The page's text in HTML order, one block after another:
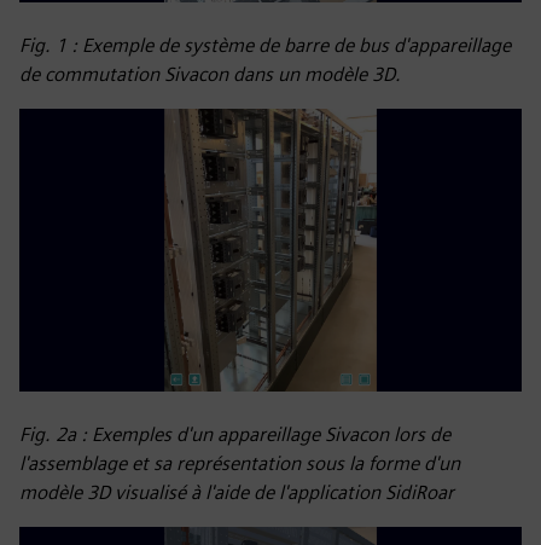
Fig. 1 : Exemple de système de barre de bus d'appareillage
de commutation Sivacon dans un modèle 3D.
Fig. 2a : Exemples d'un appareillage Sivacon lors de
l'assemblage et sa représentation sous la forme d'un
modèle 3D visualisé à l'aide de l'application SidiRoar